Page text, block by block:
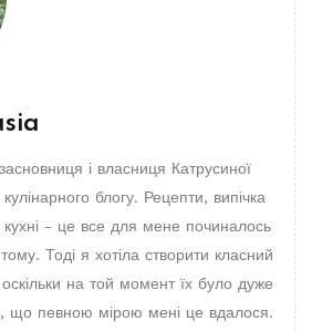
і власниця Катрусиної
блогу. Рецепти, випічка
- це все для мене починалось
Тоді я хотіла створити класний
на той момент їх було дуже
що певною мірою мені це вдалося.